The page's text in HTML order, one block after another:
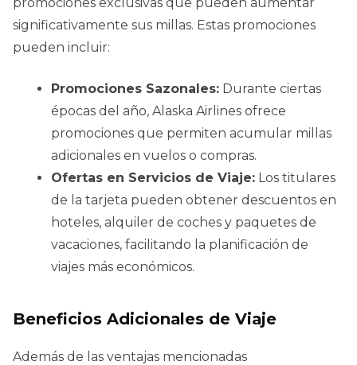
significativamente sus millas. Estas promociones
pueden incluir:
Promociones Sazonales: Durante ciertas
épocas del año, Alaska Airlines ofrece
promociones que permiten acumular millas
adicionales en vuelos o compras.
Ofertas en Servicios de Viaje: Los titulares
de la tarjeta pueden obtener descuentos en
hoteles, alquiler de coches y paquetes de
vacaciones, facilitando la planificación de
viajes más económicos.
Beneficios Adicionales de Viaje
Además de las ventajas mencionadas